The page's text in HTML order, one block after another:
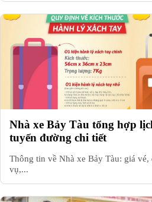
Nhà xe Bảy Tàu tổng hợp
tuyến đường chi tiết
Thông tin về Nhà xe Bảy Tàu: giá
vụ,...